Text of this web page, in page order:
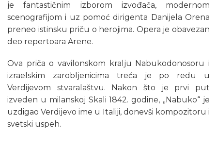
je fantastičnim izborom izvođača, modernom
scenografijom i uz pomoć dirigenta Danijela Orena
preneo istinsku priču o herojima. Opera je obavezan
deo repertoara Arene.
Ova priča o vavilonskom kralju Nabukodonosoru i
izraelskim zarobljenicima treća je po redu u
Verdijevom stvaralaštvu. Nakon što je prvi put
izveden u milanskoj Skali 1842. godine, „Nabuko“ je
uzdigao Verdijevo ime u Italiji, donevši kompozitoru i
svetski uspeh.